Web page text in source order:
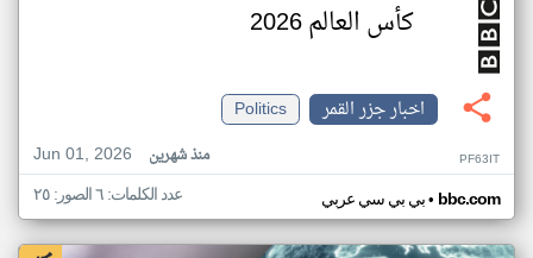
كأس العالم 2026
اخبار جزر القمر
Politics
Jun 01, 2026
منذ شهرين PF63IT
بي بي سي عربي• bbc.com عدد الكلمات: ٦ الصور: ٢٥